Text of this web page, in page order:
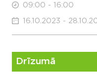
09:00 - 16:00
16.10.2023 -
Drīzumā